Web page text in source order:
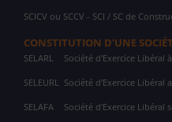
SCICV ou SCCV - SCI / SC de
CONSTITUTION D'UNE
SELARL Société d'Exercice Libéral
SELEURL Société d'Exercice Libéral
SELAFA Société d'Exercice Libéral